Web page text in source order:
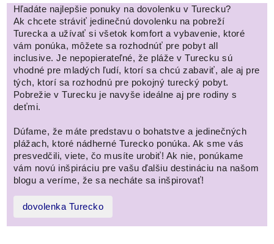
Hľadáte najlepšie ponuky na dovolenku v Turecku?
Ak chcete stráviť jedinečnú dovolenku na pobreží
Turecka a užívať si všetok komfort a vybavenie, ktoré
vám ponúka, môžete sa rozhodnúť pre pobyt all
inclusive. Je nepopierateľné, že pláže v Turecku sú
vhodné pre mladých ľudí, ktorí sa chcú zabaviť, ale aj pre
tých, ktorí sa rozhodnú pre pokojný turecký pobyt.
Pobrežie v Turecku je navyše ideálne aj pre rodiny s
deťmi.
Dúfame, že máte predstavu o bohatstve a jedinečných
plážach, ktoré nádherné Turecko ponúka. Ak sme vás
presvedčili, viete, čo musíte urobiť! Ak nie, ponúkame
vám novú inšpiráciu pre vašu ďalšiu destináciu na našom
blogu a veríme, že sa necháte sa inšpirovať!
dovolenka Turecko